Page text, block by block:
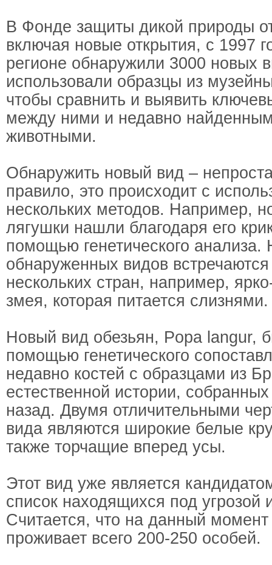
В Фонде защиты дикой природы
включая новые открытия, с 1997
регионе обнаружили 3000 новых
использовали образцы из
чтобы сравнить и выявить
между ними и недавно
животными.
Обнаружить новый вид –
правило, это происходит с
нескольких методов. Например,
лягушки нашли благодаря его
помощью генетического анализа.
обнаруженных видов
нескольких стран, например,
змея, которая питается слизнями.
Новый вид обезьян, Popa langur,
помощью генетического
недавно костей с образцами из
естественной истории,
назад. Двумя отличительными
вида являются широкие белые
также торчащие вперед усы.
Этот вид уже является
список находящихся под угрозой
Считается, что на данный
проживает всего 200-250 особей.